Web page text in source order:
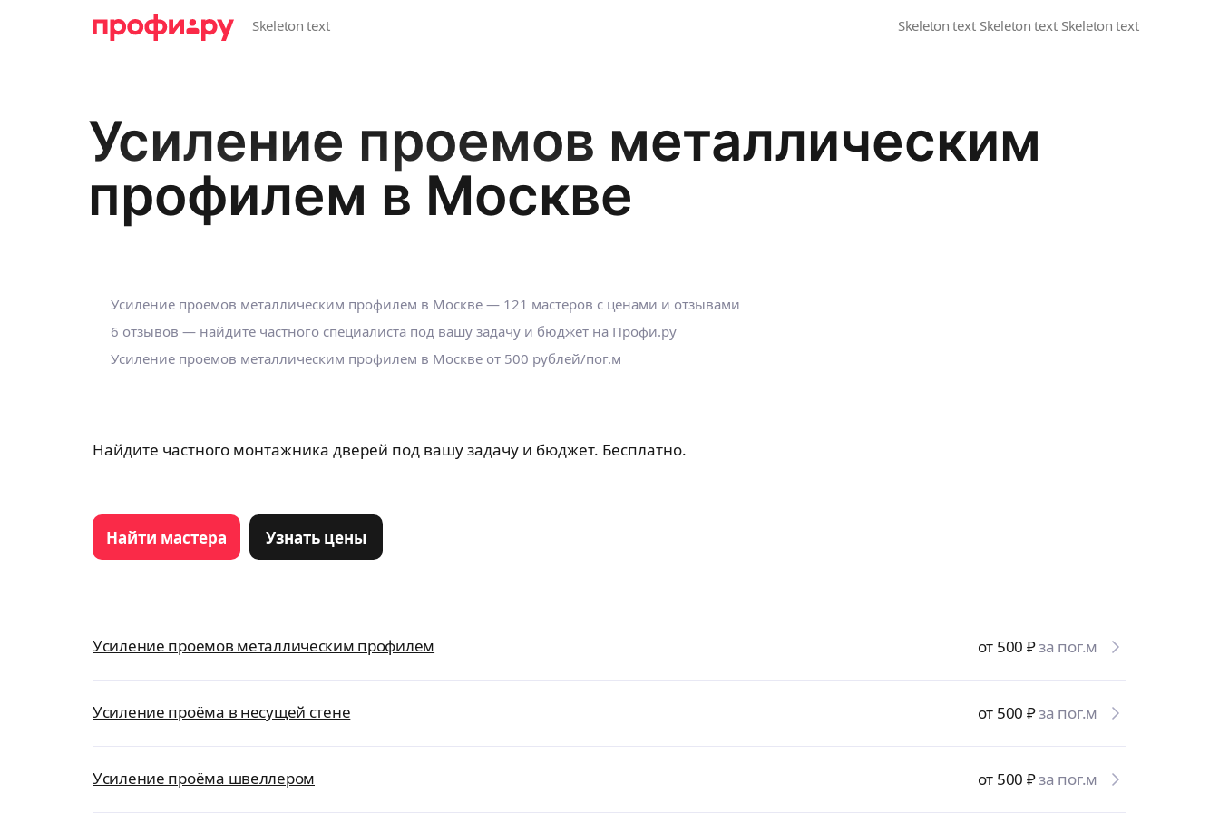
Усиление проемов металлическим
профилем в Москве
Усиление проемов металлическим профилем в Москве — 121 мастеров с ценами и отзывами
6 отзывов — найдите частного специалиста под вашу задачу и бюджет на Профи.ру
Усиление проемов металлическим профилем в Москве от 500 рублей/пог.м
Найдите частного монтажника дверей под вашу задачу и бюджет. Бесплатно.
Найти мастера Узнать цены
Усиление проемов металлическим профилем от 500 ₽за пог.м
Усиление проёма в несущей стене от 500 ₽за пог.м
Усиление проёма швеллером от 500 ₽за пог.м